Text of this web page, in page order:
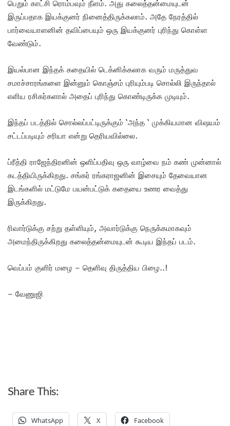
பெறும் காட்சி ரொம்பவும் நீளம். அது கலைத்தன்மையுடன்
இருப்பதாக இயக்குனர் நினைத்திருக்கலாம். அதே நேரத்தில்
பார்வையாளனின் தவிப்பையும் ஒரு இயக்குனர் புரிந்து கொள்ள
வேண்டும்.
இயல்பான இந்தக் கதையில் டெக்னிக்கலாக வரும் மருத்துவ
சமாச்சாரங்களை இன்னும் கொஞ்சம் புரியும்படி சொல்லி இருந்தால்
எளிய ரசிகர்களால் அதைப் புரிந்து கொண்டிருக்க முடியும்.
இந்தப் படத்தில் சொல்லப்பட்டிருக்கும் ‘அந்த ‘ முக்கியமான விஷயம்
சட்டப்படியும் சரியா என்று தெரியவில்லை.
ப்ரீத்தி ராஜேந்திரனின் ஒளிப்பதிவு ஒரு வாழ்வை நம் கண் முன்னால்
கடத்தியிருக்கிறது. சங்கர் ரங்கராஜனின் இசையும் தேவையான
இடங்களில் மட்டுமே பயன்பட்டுக் கதையை உணர வைத்து
இருக்கிறது.
ரிவார்டுக்கு சற்று தள்ளியும், அவார்டுக்கு நெருக்கமாகவும்
அமைந்திருக்கிறது கலைத்தன்மையுடன் கூடிய இந்தப் படம்.
வெப்பம் குளிர் மழை – தெளிவு திருத்திய பிழை..!
– வேணுஜி
Share This:
WhatsApp X Facebook